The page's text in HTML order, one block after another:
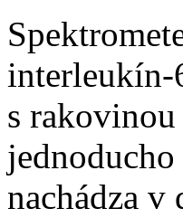
interleukín-
s
nachádza v